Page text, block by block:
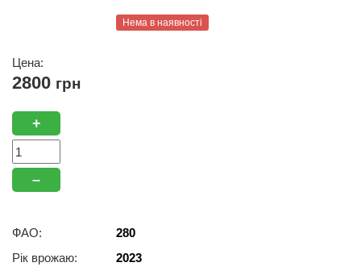
Нема в наявності
Цена:
2800 грн
+
–
ФАО:
280
Рік врожаю:
2023